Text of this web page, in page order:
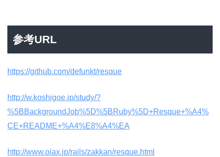
参考URL
https://github.com/defunkt/resque
http://w.koshigoe.jp/study/?
%5BBackgroundJob%5D%5BRuby%5D+Resque+%A4%
CE+README+%A4%E8%A4%EA
http://www.oiax.jp/rails/zakkan/resque.html